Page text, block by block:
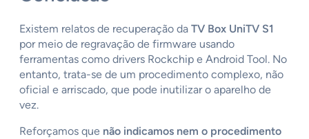
Existem relatos de recuperação da TV Box UniTV S1
por meio de regravação de firmware usando
ferramentas como drivers Rockchip e Android Tool. No
entanto, trata-se de um procedimento complexo, não
oficial e arriscado, que pode inutilizar o aparelho de
vez.
Reforçamos que não indicamos nem o procedimento